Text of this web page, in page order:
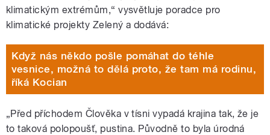
klimatickým extrémům,“ vysvětluje poradce pro
klimatické projekty Zelený a dodává:
Když nás někdo pošle pomáhat do téhle
vesnice, možná to dělá proto, že tam má rodinu,
říká Kocian
„Před příchodem Člověka v tísni vypadá krajina tak, že je
to taková polopoušť, pustina. Původně to byla úrodná